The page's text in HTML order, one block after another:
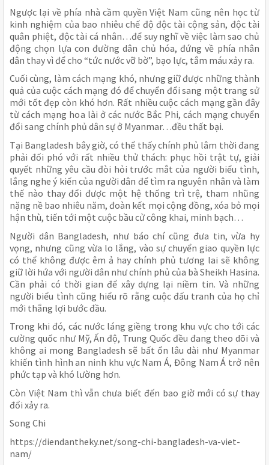
Ngược lại về phía nhà cầm quyền Việt Nam cũng nên học từ
kinh nghiệm của bao nhiêu chế độ độc tài cộng sản, độc tài
quân phiệt, độc tài cá nhân…để suy nghĩ về việc làm sao chủ
động chọn lựa con đường dân chủ hóa, đứng về phía nhân
dân thay vì để cho “tức nước vỡ bờ”, bạo lực, tắm máu xảy ra.
Cuối cùng, làm cách mạng khó, nhưng giữ được những thành
quả của cuộc cách mạng đó để chuyển đổi sang một trang sử
mới tốt đẹp còn khó hơn. Rất nhiều cuộc cách mạng gần đây
từ cách mạng hoa lài ở các nước Bắc Phi, cách mạng chuyển
đổi sang chính phủ dân sự ở Myanmar…đều thất bại.
Tại Bangladesh bây giờ, có thể thấy chính phủ lâm thời đang
phải đối phó với rất nhiều thử thách: phục hồi trật tự, giải
quyết những yêu cầu đòi hỏi trước mắt của người biểu tình,
lắng nghe ý kiến của người dân để tìm ra nguyên nhân và làm
thế nào thay đổi được một hệ thống trì trệ, tham nhũng
nặng nề bao nhiêu năm, đoàn kết mọi cộng đồng, xóa bỏ mọi
hận thù, tiến tới một cuộc bầu cử công khai, minh bạch…
Người dân Bangladesh, như báo chí cũng đưa tin, vừa hy
vọng, nhưng cũng vừa lo lắng, vào sự chuyển giao quyền lực
có thể không được êm ả hay chính phủ tương lai sẽ không
giữ lời hứa với người dân như chính phủ của bà Sheikh Hasina.
Cần phải có thời gian để xây dựng lại niềm tin. Và những
người biểu tình cũng hiểu rõ rằng cuộc đấu tranh của họ chỉ
mới thắng lợi bước đầu.
Trong khi đó, các nước láng giềng trong khu vực cho tới các
cường quốc như Mỹ, Ấn độ, Trung Quốc đều đang theo dõi và
không ai mong Bangladesh sẽ bất ổn lâu dài như Myanmar
khiến tình hình an ninh khu vực Nam Á, Đông Nam Á trở nên
phức tạp và khó lường hơn.
Còn Việt Nam thì vẫn chưa biết đến bao giờ mới có sự thay
đổi xảy ra.
Song Chi
https://diendantheky.net/song-chi-bangladesh-va-viet-
nam/